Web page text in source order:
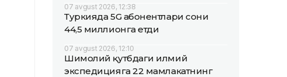
07 avgust 2026, 12:38
Туркияда 5G абонентлари сони
44,5 миллионга етди
07 avgust 2026, 12:10
Шимолий қутбдаги илмий
экспедицияга 22 мамлакатнинг